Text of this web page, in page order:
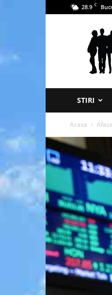
28.9 C
STIRI
Acasa